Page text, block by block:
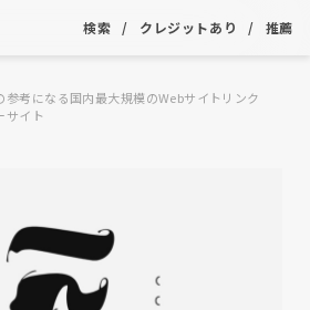
検索 クレジットあり 推薦
考になる国内最大規模のWebサイトリンク
サイト